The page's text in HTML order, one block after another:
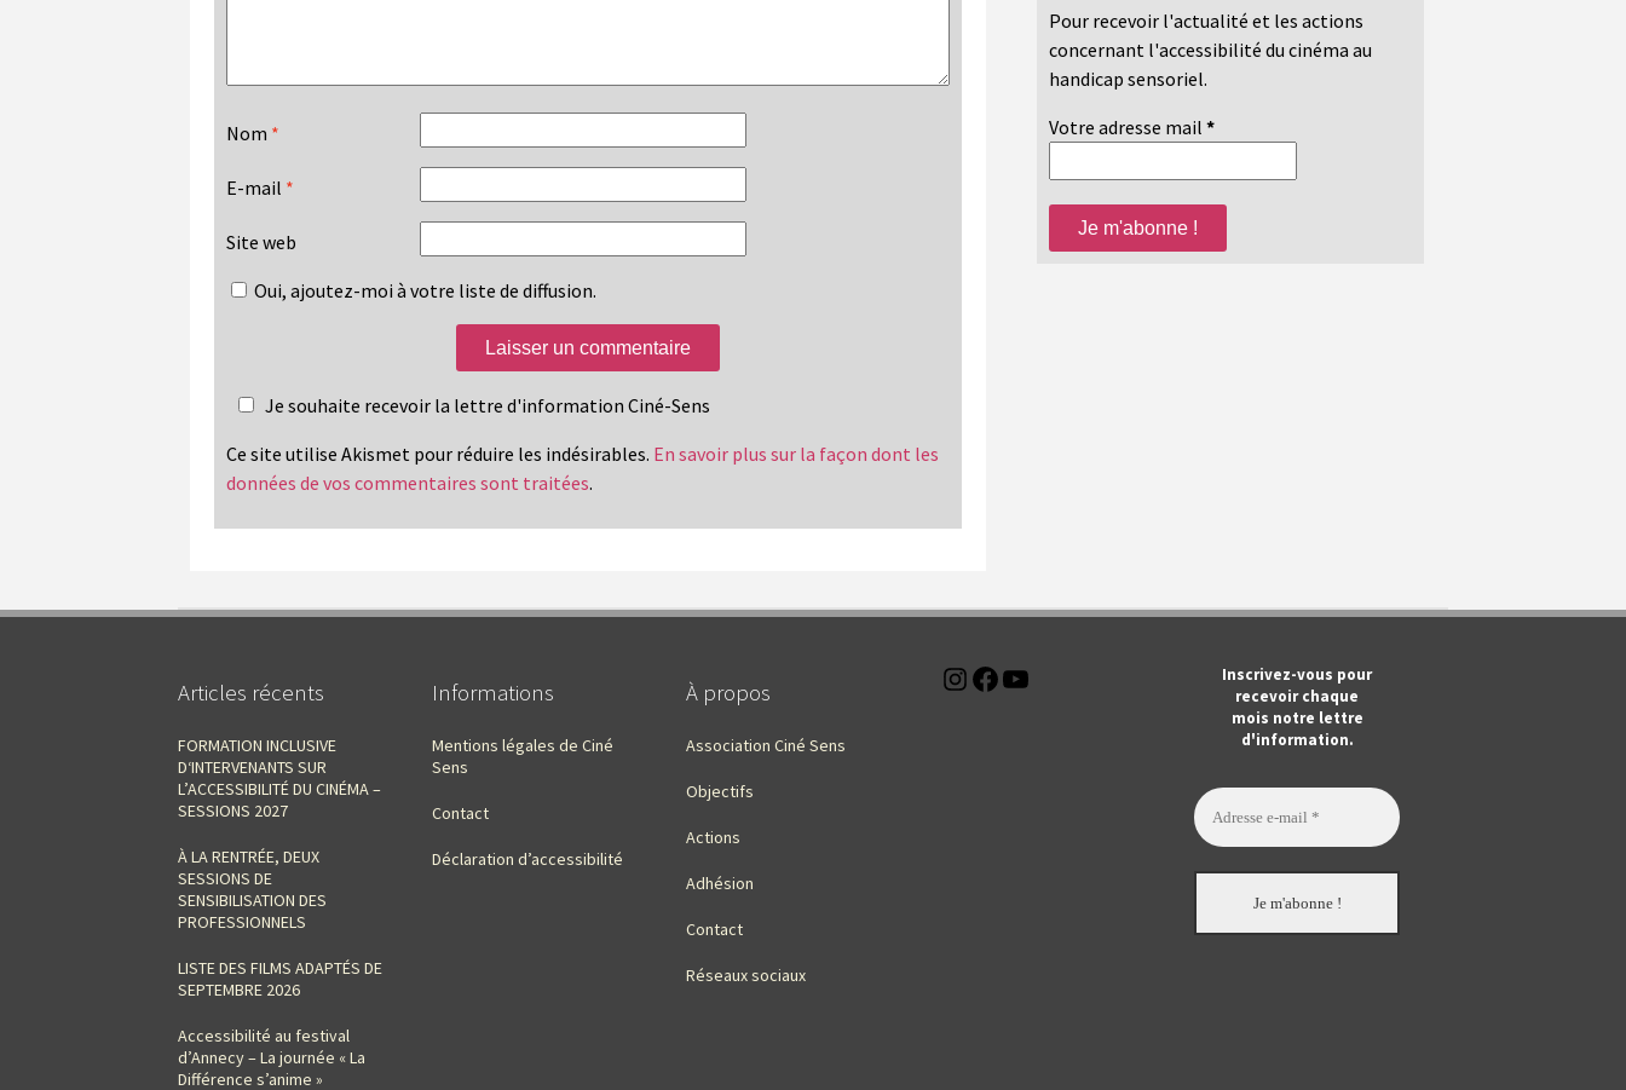
Nom *
E-mail *
Site web
Oui, ajoutez-moi à votre liste de diffusion.
Je souhaite recevoir la lettre d'information Ciné-Sens
Ce site utilise Akismet pour réduire les indésirables. En savoir plus sur la façon dont les
données de vos commentaires sont traitées.
Pour recevoir l'actualité et les actions
concernant l'accessibilité du cinéma au
handicap sensoriel.
Votre adresse mail *
Articles récents
FORMATION INCLUSIVE
D‘INTERVENANTS SUR
L’ACCESSIBILITÉ DU CINÉMA –
SESSIONS 2027
À LA RENTRÉE, DEUX
SESSIONS DE
SENSIBILISATION DES
PROFESSIONNELS
LISTE DES FILMS ADAPTÉS DE
SEPTEMBRE 2026
Accessibilité au festival
d’Annecy – La journée « La
Différence s’anime »
Informations
Mentions légales de Ciné
Sens
Contact
Déclaration d’accessibilité
À propos
Association Ciné Sens
Objectifs
Actions
Adhésion
Contact
Réseaux sociaux
Instagram
Facebook
Inscrivez-vous pour
recevoir chaque
mois notre lettre
d'information.